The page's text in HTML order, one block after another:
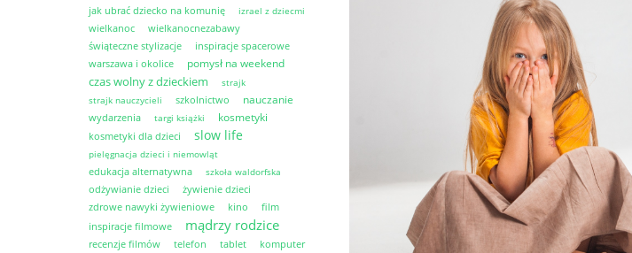
jak ubrać dziecko na komunię
izrael z dziecmi
wielkanoc
wielkanocnezabawy
świąteczne stylizacje
inspiracje spacerowe
warszawa i okolice
pomysł na weekend
czas wolny z dzieckiem
strajk
strajk nauczycieli
szkolnictwo nauczanie
wydarzenia targi książki kosmetyki
kosmetyki dla dzieci slow life
pielęgnacja dzieci i niemowląt
edukacja alternatywna szkoła waldorfska
odżywianie dzieci
żywienie dzieci
zdrowe nawyki żywieniowe
kino
film
inspiracje filmowe
mądrzy rodzice
recenzje filmów telefon tablet
komputer